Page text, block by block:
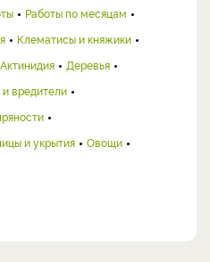
Работы по месяцам
Клематисы и княжики
Актинидия
Деревья
вредители
и укрытия
Овощи